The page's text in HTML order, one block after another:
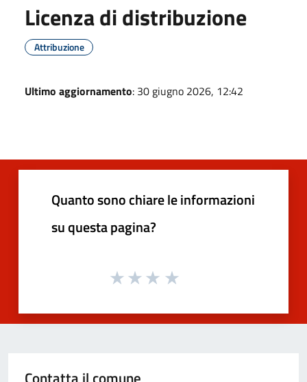
Licenza di distribuzione
Attribuzione
Ultimo aggiornamento: 30 giugno 2026, 12:42
Quanto sono chiare le informazioni
su questa pagina?